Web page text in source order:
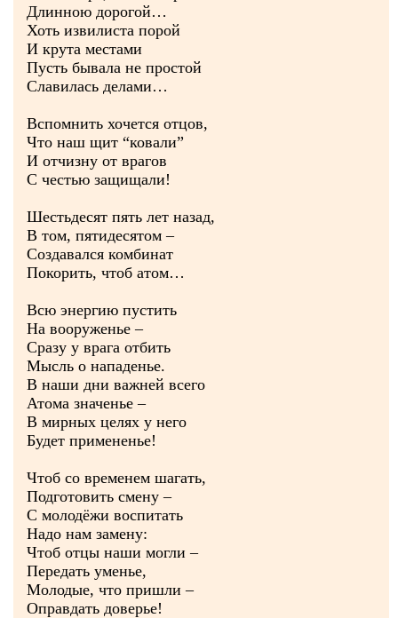
Длинною дорогой…
Хоть извилиста порой
И крута местами
Пусть бывала не простой
Славилась делами…
Вспомнить хочется отцов,
Что наш щит “ковали”
И отчизну от врагов
С честью защищали!
Шестьдесят пять лет назад,
В том, пятидесятом –
Создавался комбинат
Покорить, чтоб атом…
Всю энергию пустить
На вооруженье –
Сразу у врага отбить
Мысль о нападенье.
В наши дни важней всего
Атома значенье –
В мирных целях у него
Будет примененье!
Чтоб со временем шагать,
Подготовить смену –
С молодёжи воспитать
Надо нам замену:
Чтоб отцы наши могли –
Передать уменье,
Молодые, что пришли –
Оправдать доверье!